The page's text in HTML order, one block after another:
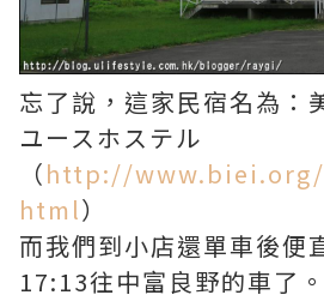
忘了說，這家民宿名為：
ユースホステル
（http://
html）
而我們到小店還單車後便
17:13往中富良野的車了。